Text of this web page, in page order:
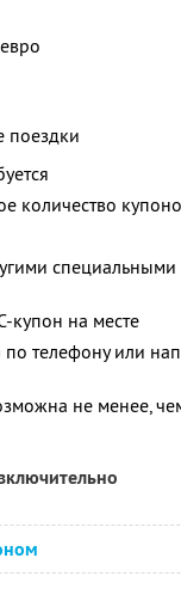
поездки
количество
купон на месте
телефону или
не менее,